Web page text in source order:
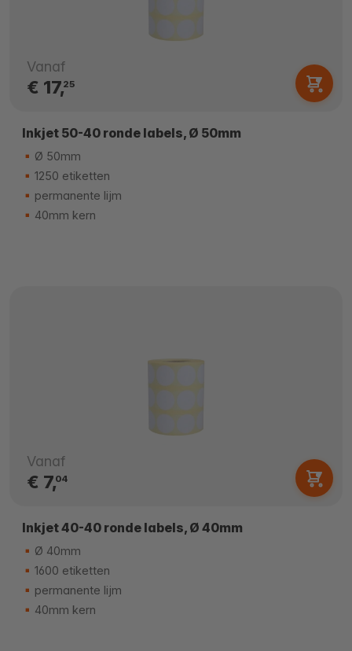
Vanaf
€ 17,25
Inkjet 50-40 ronde labels, Ø 50mm
Ø 50mm
1250 etiketten
permanente lijm
40mm kern
Vanaf
€ 7,04
Inkjet 40-40 ronde labels, Ø 40mm
Ø 40mm
1600 etiketten
permanente lijm
40mm kern